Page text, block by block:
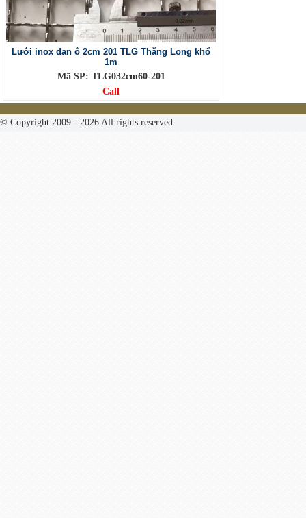
Lưới inox đan ô 2cm 201 TLG Thăng Long khổ
1m
Mã SP: TLG032cm60-201
Call
© Copyright 2009 - 2026 All rights reserved.